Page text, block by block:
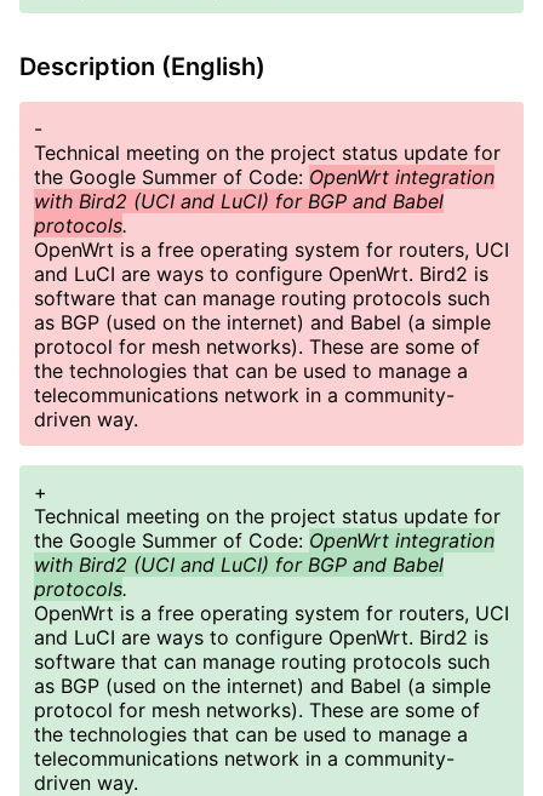
Description (English)
-
Technical meeting on the project status update for
the Google Summer of Code: OpenWrt integration
with Bird2 (UCI and LuCI) for BGP and Babel
protocols.
OpenWrt is a free operating system for routers, UCI
and LuCI are ways to configure OpenWrt. Bird2 is
software that can manage routing protocols such
as BGP (used on the internet) and Babel (a simple
protocol for mesh networks). These are some of
the technologies that can be used to manage a
telecommunications network in a community-
driven way.
+
Technical meeting on the project status update for
the Google Summer of Code: OpenWrt integration
with Bird2 (UCI and LuCI) for BGP and Babel
protocols.
OpenWrt is a free operating system for routers, UCI
and LuCI are ways to configure OpenWrt. Bird2 is
software that can manage routing protocols such
as BGP (used on the internet) and Babel (a simple
protocol for mesh networks). These are some of
the technologies that can be used to manage a
telecommunications network in a community-
driven way.